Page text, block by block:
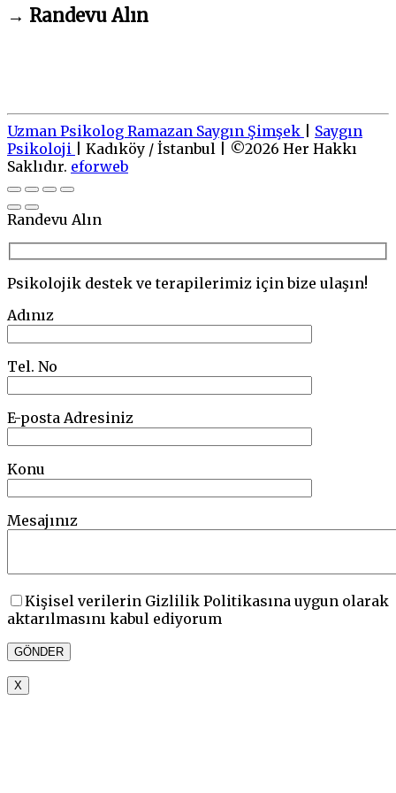
→ Randevu Alın
Uzman Psikolog Ramazan Saygın Şimşek
Saygın
Psikoloji
Kadıköy / İstanbul ©2026 Her Hakkı
Saklıdır. eforweb
Go
to
top
Randevu Alın
Psikolojik destek ve terapilerimiz için bize ulaşın!
Adınız
Tel. No
E-posta Adresiniz
Konu
Mesajınız
Kişisel verilerin Gizlilik Politikasına uygun olarak
aktarılmasını kabul ediyorum
X